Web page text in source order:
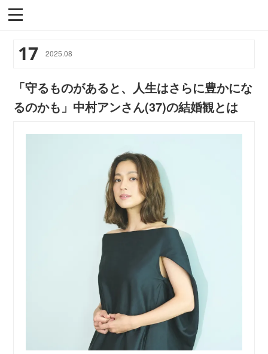
17 2025.08
「守るものがあると、人生はさらに豊かにな
るのかも」中村アンさん(37)の結婚観とは